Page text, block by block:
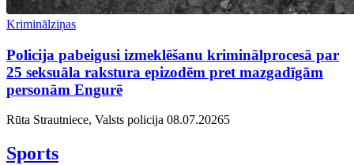
Kriminālziņas
Policija pabeigusi izmeklēšanu kriminālprocesā par
25 seksuāla rakstura epizodēm pret mazgadīgām
personām Engurē
Rūta Strautniece, Valsts policija 08.07.20265
Sports